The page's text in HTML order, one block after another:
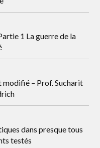
1 La guerre de la
modifié – Prof. Sucharit
dans presque tous
testés